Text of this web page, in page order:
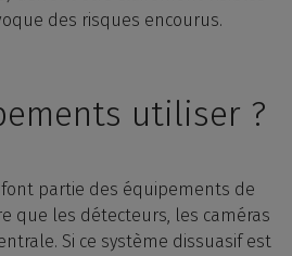
des risques encourus.
utiliser ?
partie des équipements de
que les détecteurs, les caméras
Si ce système dissuasif est